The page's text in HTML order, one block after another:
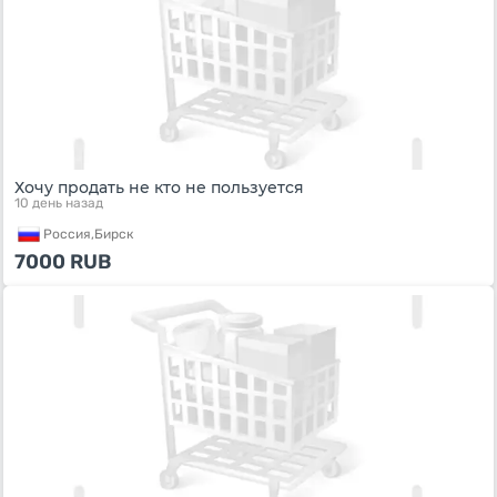
Хочу продать не кто не пользуется
10 день назад
Россия,Бирск
7000 RUB